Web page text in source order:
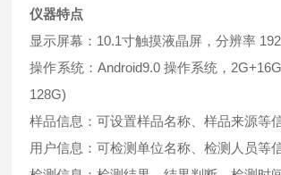
仪器特点
显示屏幕：10.1寸触摸液晶屏，分辨率
操作系统：Android9.0 操作系统，
128G)
样品信息：可设置样品名称、样品来源等
用户信息：可检测单位名称、检测人员等